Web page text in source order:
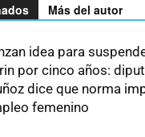
Más del autor
idea para
por cinco años:
dice que norma
femenino